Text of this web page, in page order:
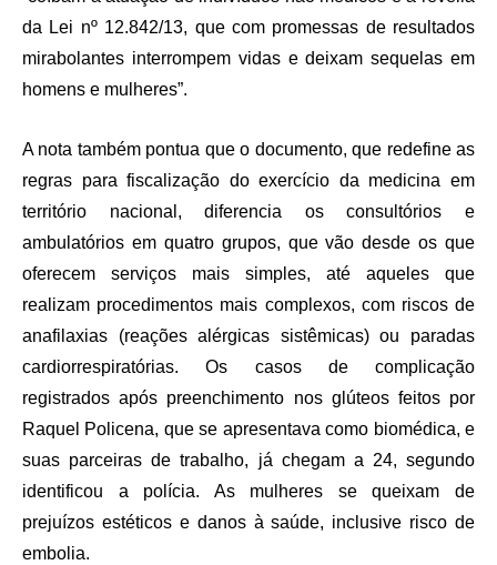
da Lei nº 12.842/13, que com promessas de resultados
mirabolantes interrompem vidas e deixam sequelas em
homens e mulheres”.
A nota também pontua que o documento, que redefine as
regras para fiscalização do exercício da medicina em
território nacional, diferencia os consultórios e
ambulatórios em quatro grupos, que vão desde os que
oferecem serviços mais simples, até aqueles que
realizam procedimentos mais complexos, com riscos de
anafilaxias (reações alérgicas sistêmicas) ou paradas
cardiorrespiratórias. Os casos de complicação
registrados após preenchimento nos glúteos feitos por
Raquel Policena, que se apresentava como biomédica, e
suas parceiras de trabalho, já chegam a 24, segundo
identificou a polícia. As mulheres se queixam de
prejuízos estéticos e danos à saúde, inclusive risco de
embolia.